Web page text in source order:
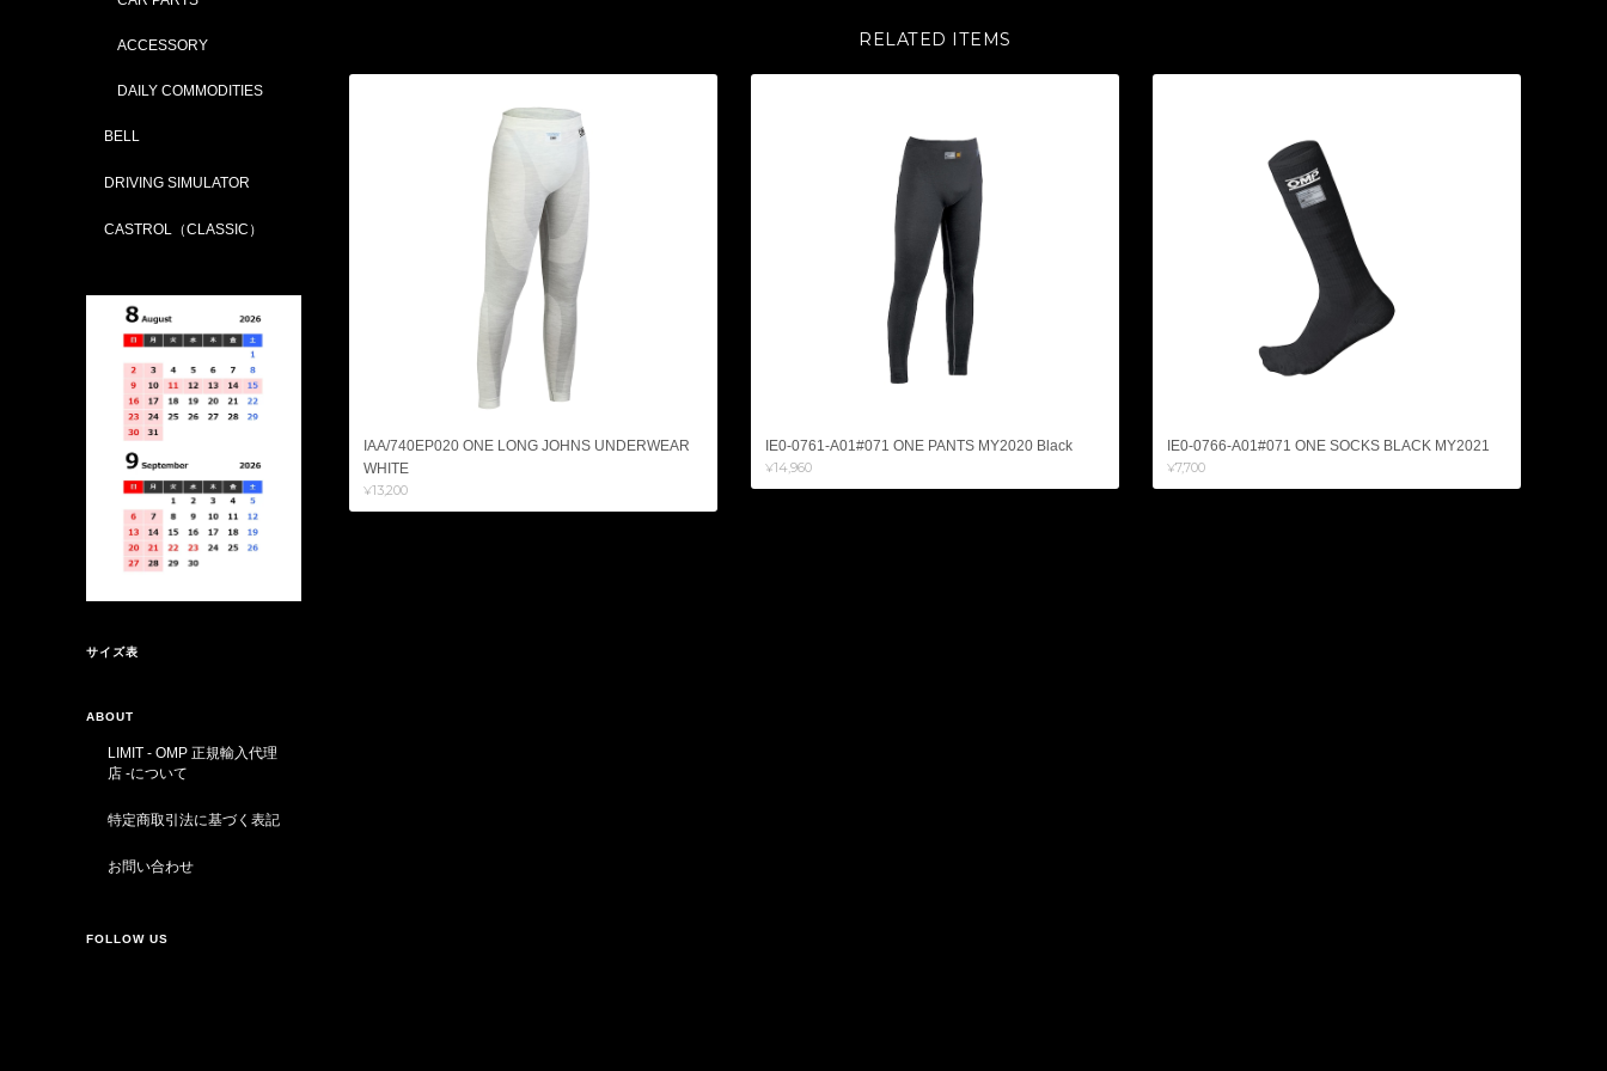
RELATED ITEMS
IAA/740EP020 ONE LONG JOHNS UNDERWEAR
WHITE
¥13,200
IE0-0761-A01#071 ONE PANTS MY2020 Black
¥14,960
IE0-0766-A01#071 ONE SOCKS BLACK MY2021
¥7,700
ACCESSORY
DAILY COMMODITIES
BELL
DRIVING SIMULATOR
CASTROL（CLASSIC）
サイズ表
ABOUT
LIMIT - OMP 正規輸入代理
店 -について
特定商取引法に基づく表記
お問い合わせ
FOLLOW US